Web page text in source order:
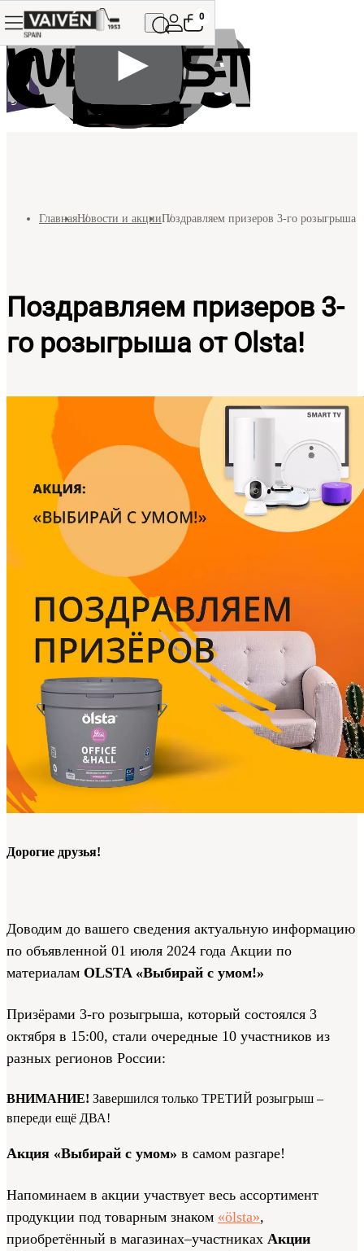
0
ГлавнаяНовости и акцииПоздравляем призеров 3-го розыгрыша
Поздравляем призеров 3-
го розыгрыша от Olsta!
Дорогие друзья!
Доводим до вашего сведения актуальную информацию
по объявленной 01 июля 2024 года Акции по
материалам OLSTA «Выбирай с умом!»
Призёрами 3-го розыгрыша, который состоялся 3
октября в 15:00, стали очередные 10 участников из
разных регионов России:
ВНИМАНИЕ! Завершился только ТРЕТИЙ розыгрыш –
впереди ещё ДВА!
Акция «Выбирай с умом» в самом разгаре!
Напоминаем в акции участвует весь ассортимент
продукции под товарным знаком «ölsta»,
приобретённый в магазинах–участниках Акции